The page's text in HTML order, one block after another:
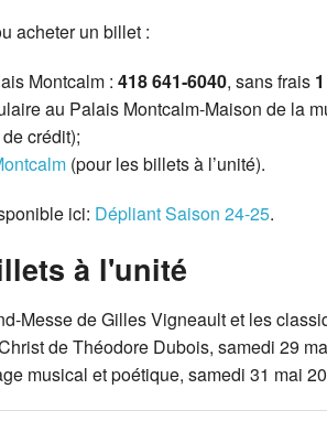
acheter un billet :
Montcalm : 418 641‑6040, sans frais
au Palais Montcalm‑Maison de la
crédit);
(pour les billets à l’unité).
ici: Dépliant Saison 24-25.
à l'unité
Messe de Gilles Vigneault et les
de Théodore Dubois, samedi 29
musical et poétique, samedi 31 mai